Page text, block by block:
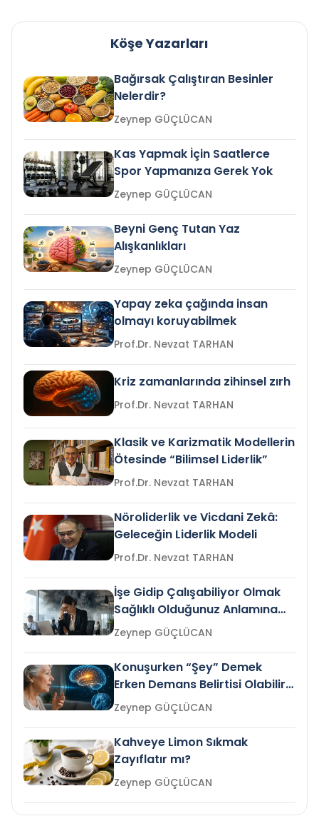
Köşe Yazarları
Bağırsak Çalıştıran Besinler
Nelerdir?
Zeynep GÜÇLÜCAN
Kas Yapmak İçin Saatlerce
Spor Yapmanıza Gerek Yok
Zeynep GÜÇLÜCAN
Beyni Genç Tutan Yaz
Alışkanlıkları
Zeynep GÜÇLÜCAN
Yapay zeka çağında insan
olmayı koruyabilmek
Prof.Dr. Nevzat TARHAN
Kriz zamanlarında zihinsel zırh
Prof.Dr. Nevzat TARHAN
Klasik ve Karizmatik Modellerin
Ötesinde “Bilimsel Liderlik”
Prof.Dr. Nevzat TARHAN
Nöroliderlik ve Vicdani Zekâ:
Geleceğin Liderlik Modeli
Prof.Dr. Nevzat TARHAN
İşe Gidip Çalışabiliyor Olmak
Sağlıklı Olduğunuz Anlamına
Gelir mi?Zeynep GÜÇLÜCAN
Konuşurken “Şey” Demek
Erken Demans Belirtisi Olabilir
mi?
Zeynep GÜÇLÜCAN
Kahveye Limon Sıkmak
Zayıflatır mı?
Zeynep GÜÇLÜCAN